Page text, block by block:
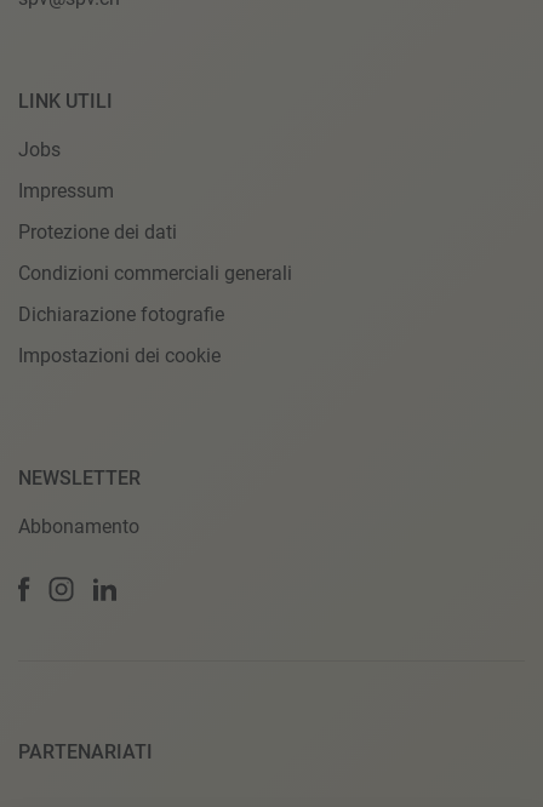
LINK UTILI
Jobs
Impressum
Protezione dei dati
Condizioni commerciali generali
Dichiarazione fotografie
Impostazioni dei cookie
NEWSLETTER
Abbonamento
PARTENARIATI